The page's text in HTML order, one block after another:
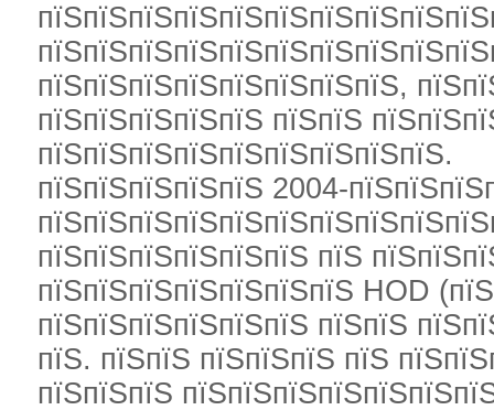
пїЅпїЅпїЅпїЅпїЅпїЅпїЅпїЅ,
пїЅпїЅпїЅпїЅпїЅ пїЅпїЅ
пїЅпїЅпїЅпїЅпїЅпїЅпїЅпїЅпїЅ.
пїЅпїЅпїЅпїЅпїЅ 2004-
пїЅпїЅпїЅпїЅпїЅпїЅ пїЅ
пїЅпїЅпїЅпїЅпїЅпїЅпїЅ HOD
пїЅпїЅпїЅпїЅпїЅпїЅ пїЅпїЅ
пїЅ. пїЅпїЅ пїЅпїЅпїЅ пїЅ
пїЅпїЅпїЅ